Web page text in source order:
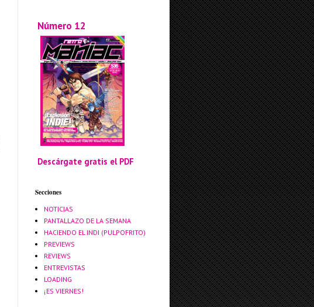
Número 12
Descárgate gratis el PDF
Secciones
NOTICIAS
PANTALLAZO DE LA SEMANA
HACIENDO EL INDI (PULPOFRITO)
PREVIEWS
REVIEWS
ENTREVISTAS
LOADING
¡ES VIERNES!